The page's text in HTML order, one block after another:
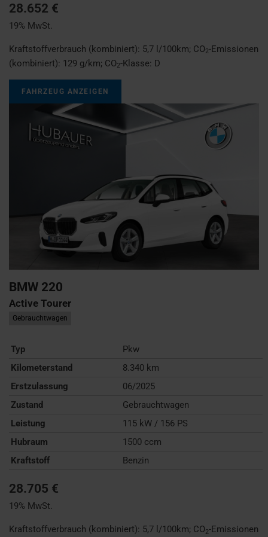
28.652 €
19% MwSt.
Kraftstoffverbrauch (kombiniert): 5,7 l/100km; CO2-Emissionen
(kombiniert): 129 g/km; CO2-Klasse: D
FAHRZEUG ANZEIGEN
BMW 220
Active Tourer
Gebrauchtwagen
Typ
Pkw
Kilometerstand
8.340 km
Erstzulassung
06/2025
Zustand
Gebrauchtwagen
Leistung
115 kW / 156 PS
Hubraum
1500 ccm
Kraftstoff
Benzin
28.705 €
19% MwSt.
Kraftstoffverbrauch (kombiniert): 5,7 l/100km; CO2-Emissionen